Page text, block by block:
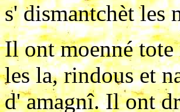
s' dismantchèt les
Il ont moenné tote
les la, rindous et
d' amagnî. Il ont